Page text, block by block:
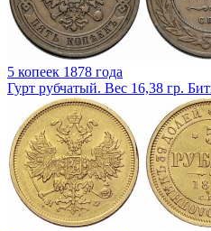
5 копеек 1878 года
Гурт рубчатый. Вес 16,38 гр.